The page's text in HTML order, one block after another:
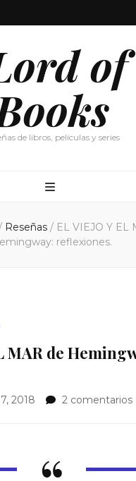
de libros, películas y series
Reseñas / EL VIEJO Y EL
reflexiones.
MAR de
2018 2 comentarios